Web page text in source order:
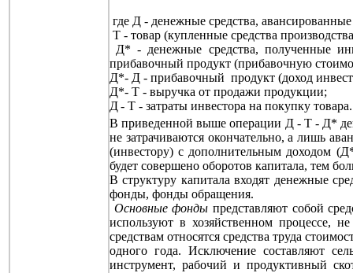
где Д - денежные средства,
Т - товар (купленные средства
Д* - денежные средства, полученные
прибавочный продукт (прибавочную
Д*- Д - прибавочный продукт (доход
Д*- Т - выручка от продажи продукции;
Д- Т - затраты инвестора на покупку товара.
В приведенной выше операции Д - Т - Д*
не затрачиваются окончательно, а лишь
(инвестору) с дополнительным доходом
будет совершено оборотов капитала, тем
В структуру капитала входят денежные
фонды, фонды обращения.
Основные фонды представляют собой
используют в хозяйственном процессе,
средствам относятся средства труда
одного года. Исключение составляют
инструмент, рабочий и продуктивный